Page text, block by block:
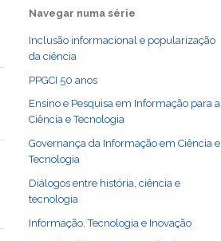
Navegar numa série
Inclusão informacional e popularização
da ciência
PPGCI 50 anos
Ensino e Pesquisa em Informação para a
Ciência e Tecnologia
Governança da Informação em Ciência e
Tecnologia
Diálogos entre história, ciência e
tecnologia
Informação, Tecnologia e Inovação